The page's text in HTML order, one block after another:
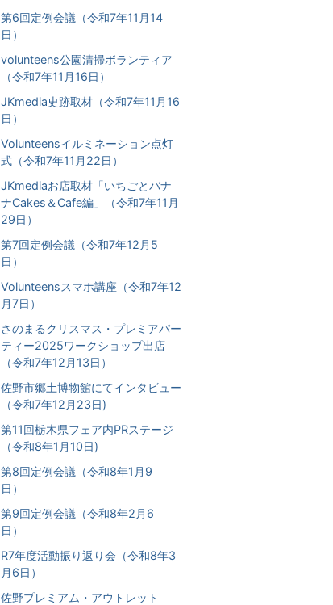
第6回定例会議（令和7年11月14
日）
volunteens公園清掃ボランティア
（令和7年11月16日）
JKmedia史跡取材（令和7年11月16
日）
Volunteensイルミネーション点灯
式（令和7年11月22日）
JKmediaお店取材「いちごとバナ
ナCakes＆Cafe編」（令和7年11月
29日）
第7回定例会議（令和7年12月5
日）
Volunteensスマホ講座（令和7年12
月7日）
さのまるクリスマス・プレミアパー
ティー2025ワークショップ出店
（令和7年12月13日）
佐野市郷土博物館にてインタビュー
（令和7年12月23日)
第11回栃木県フェア内PRステージ
（令和8年1月10日)
第8回定例会議（令和8年1月9
日）
第9回定例会議（令和8年2月6
日）
R7年度活動振り返り会（令和8年3
月6日）
佐野プレミアム・アウトレット